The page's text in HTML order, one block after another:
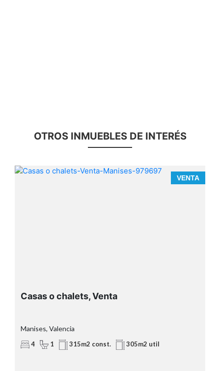
OTROS INMUEBLES DE INTERÉS
VENTA
Casas o chalets, Venta
Manises, Valencia
4 1 315m2 const. 305m2 util